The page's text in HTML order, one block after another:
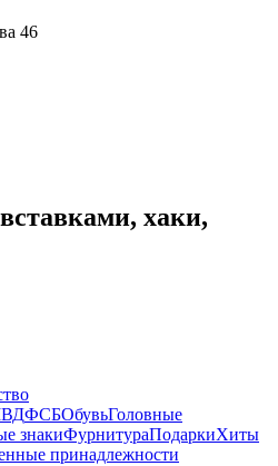
46
хаки,
ФСБОбувьГоловные
знакиФурнитураПодаркиХиты
принадлежности